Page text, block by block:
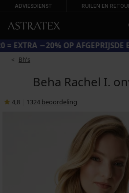
ADVIESDIENST RUILEN EN
CODE SUN20 = EXTRA −20% OP
Bh's
Beha Rachel I.
4,8 1324 beoordeling